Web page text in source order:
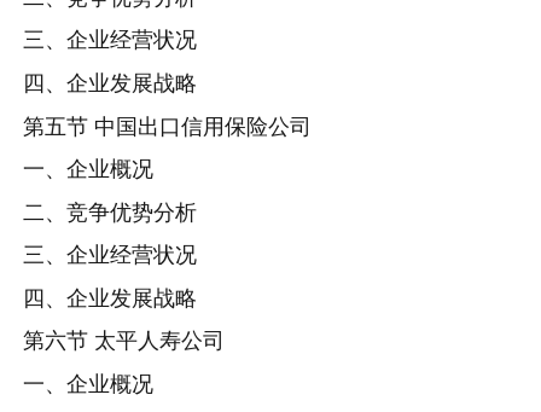
三、企业经营状况
四、企业发展战略
第五节 中国出口信用保险公司
一、企业概况
二、竞争优势分析
三、企业经营状况
四、企业发展战略
第六节 太平人寿公司
一、企业概况